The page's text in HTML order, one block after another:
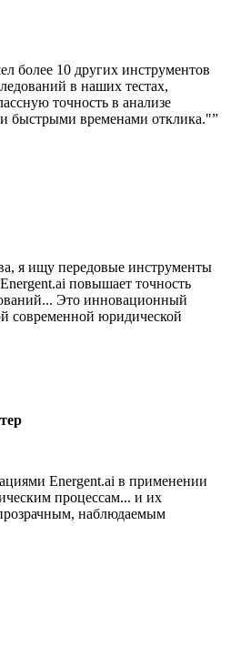
более 10 других инструментов
в наших тестах,
точность в анализе
быстрыми временами отклика."”
я ищу передовые инструменты
повышает точность
Это инновационный
современной юридической
Energent.ai в применении
процессам... и их
наблюдаемым